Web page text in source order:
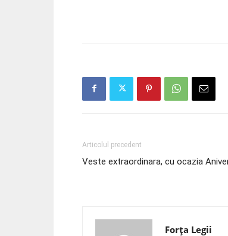
Articolul precedent
Veste extraordinara, cu ocazia
Forța Legii